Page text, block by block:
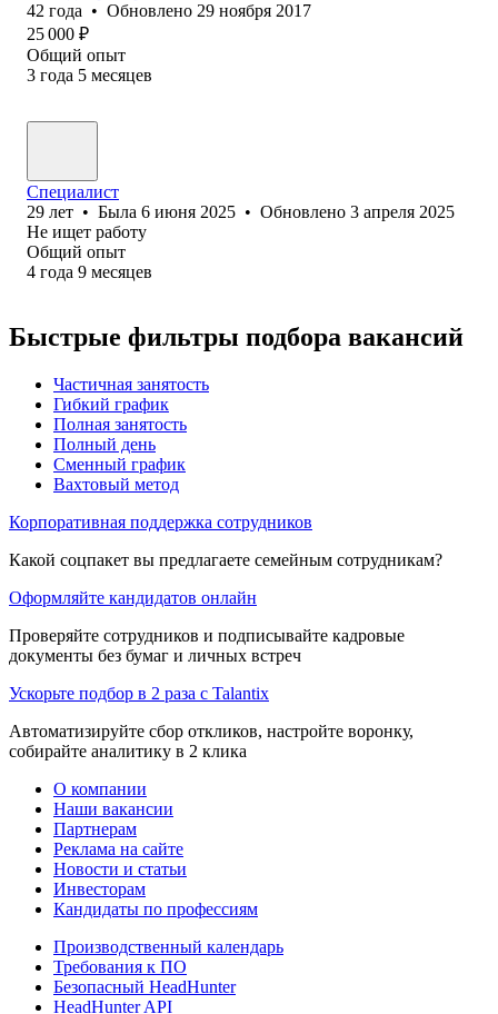
42 года • Обновлено 29 ноября 2017
25 000 ₽
Общий опыт
3 года 5 месяцев
Специалист
29 лет • Была 6 июня 2025 • Обновлено 3 апреля 2025
Не ищет работу
Общий опыт
4 года 9 месяцев
Быстрые фильтры подбора вакансий
Частичная занятость
Гибкий график
Полная занятость
Полный день
Сменный график
Вахтовый метод
Корпоративная поддержка сотрудников
Какой соцпакет вы предлагаете семейным сотрудникам?
Оформляйте кандидатов онлайн
Проверяйте сотрудников и подписывайте кадровые
документы без бумаг и личных встреч
Ускорьте подбор в 2 раза с Talantix
Автоматизируйте сбор откликов, настройте воронку,
собирайте аналитику в 2 клика
О компании
Наши вакансии
Партнерам
Реклама на сайте
Новости и статьи
Инвесторам
Кандидаты по профессиям
Производственный календарь
Требования к ПО
Безопасный HeadHunter
HeadHunter API